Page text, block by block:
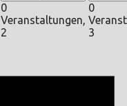
0
Veranstaltungen,
2
0
3